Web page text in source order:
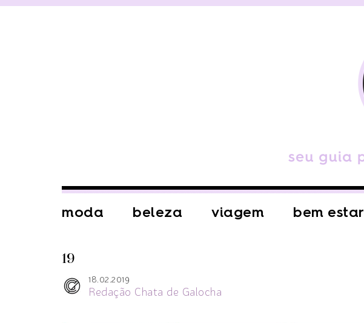
moda beleza viagem bem estar
19
18.02.2019
Redação Chata de Galocha